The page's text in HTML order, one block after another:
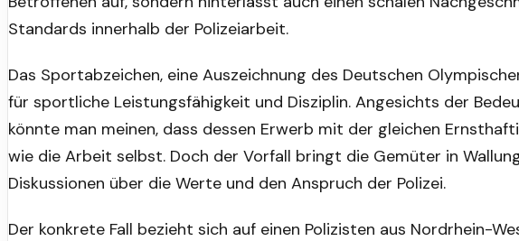
Standards innerhalb der Polizeiarbeit.
Das Sportabzeichen, eine Auszeichnung des Deutschen
für sportliche Leistungsfähigkeit und Disziplin. Angesichts der
könnte man meinen, dass dessen Erwerb mit der gleichen
wie die Arbeit selbst. Doch der Vorfall bringt die Gemüter in
Diskussionen über die Werte und den Anspruch der Polizei.
Der konkrete Fall bezieht sich auf einen Polizisten aus Nordrhein-